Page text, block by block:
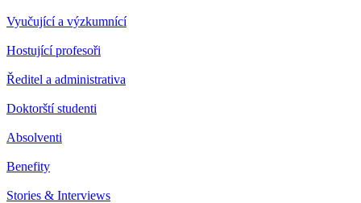
Vyučující a výzkumnící
Hostující profesoři
Ředitel a administrativa
Doktorští studenti
Absolventi
Benefity
Stories & Interviews